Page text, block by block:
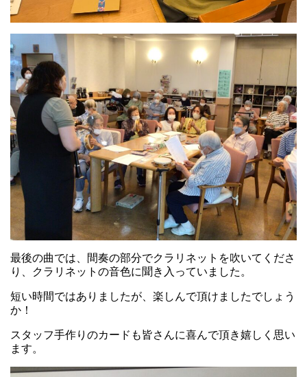
最後の曲では、間奏の部分でクラリネットを吹いてくださ
り、クラリネットの音色に聞き入っていました。
短い時間ではありましたが、楽しんで頂けましたでしょう
か！
スタッフ手作りのカードも皆さんに喜んで頂き嬉しく思い
ます。